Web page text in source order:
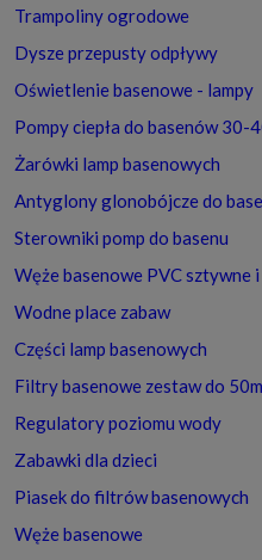
Trampoliny ogrodowe
Dysze przepusty odpływy
Oświetlenie basenowe - lampy
Pompy ciepła do basenów 30-
Żarówki lamp basenowych
Antyglony glonobójcze do
Sterowniki pomp do basenu
Węże basenowe PVC sztywne i
Wodne place zabaw
Części lamp basenowych
Filtry basenowe zestaw do
Regulatory poziomu wody
Zabawki dla dzieci
Piasek do filtrów basenowych
Węże basenowe